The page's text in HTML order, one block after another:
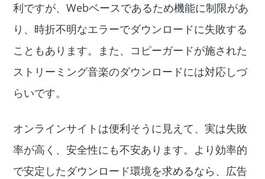
利ですが、Webベースであるため機能に制限があ
り、時折不明なエラーでダウンロードに失敗する
こともあります。また、コピーガードが施された
ストリーミング音楽のダウンロードには対応しづ
らいです。
オンラインサイトは便利そうに見えて、実は失敗
率が高く、安全性にも不安あります。より効率的
で安定したダウンロード環境を求めるなら、広告